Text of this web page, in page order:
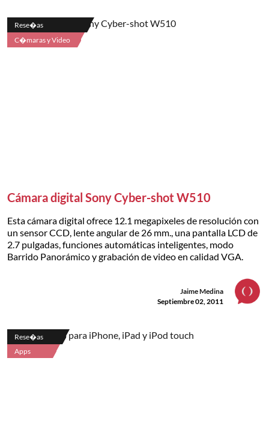
Rese�as
C�maras y Video
Cámara digital Sony Cyber-shot W510
Esta cámara digital ofrece 12.1 megapixeles de resolución con
un sensor CCD, lente angular de 26 mm., una pantalla LCD de
2.7 pulgadas, funciones automáticas inteligentes, modo
Barrido Panorámico y grabación de video en calidad VGA.
Jaime Medina
Septiembre 02, 2011
Rese�as
Apps